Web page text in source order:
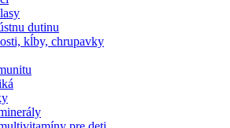
dutinu
kĺby, chrupavky